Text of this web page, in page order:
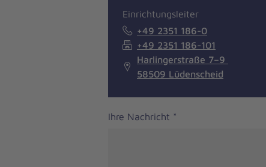
Einrichtungsleiter
+49 2351 186-0
+49 2351 186-101
Harlingerstraße 7–9
58509 Lüdenscheid
Ihre Nachricht *